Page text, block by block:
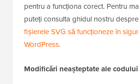
pentru a funcționa corect. Pentru
puteți consulta ghidul nostru despre
fișierele SVG să funcționeze în
WordPress.
Modificări neașteptate ale codului